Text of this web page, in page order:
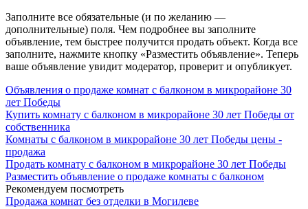
Заполните все обязательные (и по желанию —
дополнительные) поля. Чем подробнее вы заполните
объявление, тем быстрее получится продать объект. Когда все
заполните, нажмите кнопку «Разместить объявление». Теперь
ваше объявление увидит модератор, проверит и опубликует.
Объявления о продаже комнат с балконом в микрорайоне 30
лет Победы
Купить комнату с балконом в микрорайоне 30 лет Победы от
собственника
Комнаты с балконом в микрорайоне 30 лет Победы цены -
продажа
Продать комнату с балконом в микрорайоне 30 лет Победы
Разместить объявление о продаже комнаты с балконом
Рекомендуем посмотреть
Продажа комнат без отделки в Могилеве